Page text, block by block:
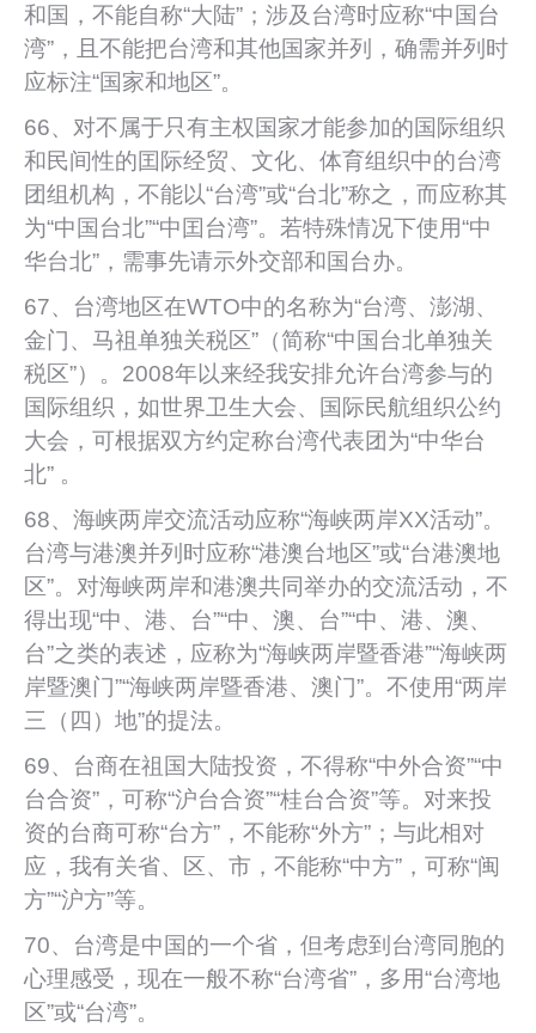
和国，不能自称“大陆”；涉及台湾时应称“中国台
湾”，且不能把台湾和其他国家并列，确需并列时
应标注“国家和地区”。
66、对不属于只有主权国家才能参加的国际组织
和民间性的囯际经贸、文化、体育组织中的台湾
团组机构，不能以“台湾”或“台北”称之，而应称其
为“中国台北”“中囯台湾”。若特殊情况下使用“中
华台北”，需事先请示外交部和国台办。
67、台湾地区在WTO中的名称为“台湾、澎湖、
金门、马祖单独关税区”（简称“中国台北单独关
税区”）。2008年以来经我安排允许台湾参与的
国际组织，如世界卫生大会、国际民航组织公约
大会，可根据双方约定称台湾代表团为“中华台
北” 。
68、海峡两岸交流活动应称“海峡两岸XX活动”。
台湾与港澳并列时应称“港澳台地区”或“台港澳地
区”。对海峡两岸和港澳共同举办的交流活动，不
得出现“中、港、台”“中、澳、台”“中、港、澳、
台”之类的表述，应称为“海峡两岸暨香港”“海峡两
岸暨澳门”“海峡两岸暨香港、澳门”。不使用“两岸
三（四）地”的提法。
69、台商在祖国大陆投资，不得称“中外合资”“中
台合资”，可称“沪台合资”“桂台合资”等。对来投
资的台商可称“台方”，不能称“外方”；与此相对
应，我有关省、区、市，不能称“中方”，可称“闽
方”“沪方”等。
70、台湾是中国的一个省，但考虑到台湾同胞的
心理感受，现在一般不称“台湾省”，多用“台湾地
区”或“台湾”。